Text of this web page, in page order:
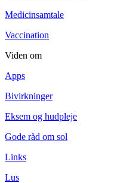
Medicinsamtale
Vaccination
Viden om
Apps
Bivirkninger
Eksem og hudpleje
Gode råd om sol
Links
Lus